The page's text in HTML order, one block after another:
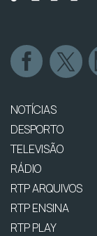
NOTÍCIAS
DESPORTO
TELEVISÃO
RÁDIO
RTP ARQUIVOS
RTP ENSINA
RTP PLAY